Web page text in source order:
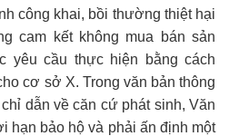
công khai, bồi thường thiệt hại
cam kết không mua bán sản
yêu cầu thực hiện bằng cách
cơ sở X. Trong văn bản thông
dẫn về căn cứ phát sinh, Văn
hạn bảo hộ và phải ấn định một